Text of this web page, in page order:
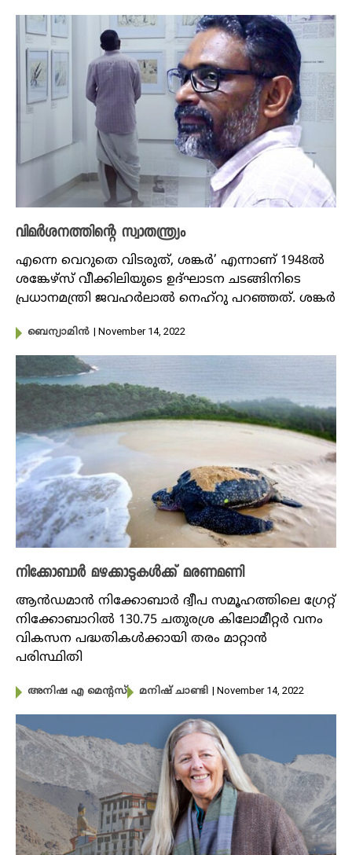
വിമർശനത്തിന്റെ സ്വാതന്ത്ര്യം
എന്നെ വെറുതെ വിടരുത്, ശങ്കര്‍’ എന്നാണ് 1948ല്‍
ശങ്കേഴ്‌സ് വീക്കിലിയുടെ ഉദ്ഘാടന ചടങ്ങിനിടെ
പ്രധാനമന്ത്രി ജവഹര്‍ലാല്‍ നെഹ്റു പറഞ്ഞത്. ശങ്കർ
ബെന്യാമിൻ | November 14, 2022
നിക്കോബാർ മഴക്കാടുകൾക്ക് മരണമണി
ആൻഡമാൻ നിക്കോബാർ ദ്വീപ സമൂഹത്തിലെ ഗ്രേറ്റ്
നിക്കോബാറിൽ 130.75 ചതുരശ്ര കിലോമീറ്റർ വനം
വികസന പദ്ധതികൾക്കായി തരം മാറ്റാൻ
പരിസ്ഥിതി
അനിഷ എ മെന്റസ് മനിഷ് ചാണ്ടി | November 14, 2022